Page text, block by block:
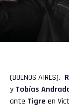
(BUENOS AIRES).-
y Tobías
ante Tigre en